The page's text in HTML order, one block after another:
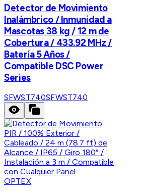
Detector de Movimiento
Inalámbrico / Inmunidad a
Mascotas 38 kg / 12 m de
Cobertura / 433.92 MHz /
Batería 5 Años /
Compatible DSC Power
Series
SFWST740SFWST740
OPTEX